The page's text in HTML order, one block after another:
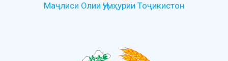
Маҷлиси Олии Ҷумҳурии Тоҷикистон